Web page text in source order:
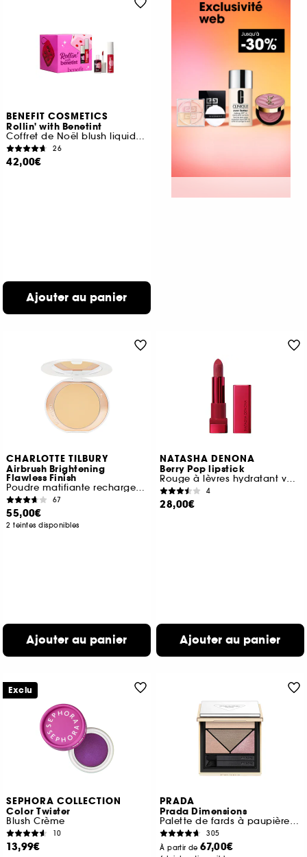
BENEFIT COSMETICS
Rollin' with Benetint
Coffret de Noël blush liquide et gloss à lèvres
26
42,00€
Ajouter au panier
CHARLOTTE TILBURY
Airbrush Brightening
Flawless Finish
Poudre matifiante rechargeable
67
55,00€
2 teintes disponibles
Ajouter au panier
NATASHA DENONA
Berry Pop lipstick
Rouge à lèvres hydratant voluptueux et crémeux
4
28,00€
Ajouter au panier
SEPHORA COLLECTION
Color Twister
Blush Crème
10
13,99€
Exclu
PRADA
Prada Dimensions
Palette de fards à paupières Couleur Intense Longue Tenue
305
À partir de67,00€